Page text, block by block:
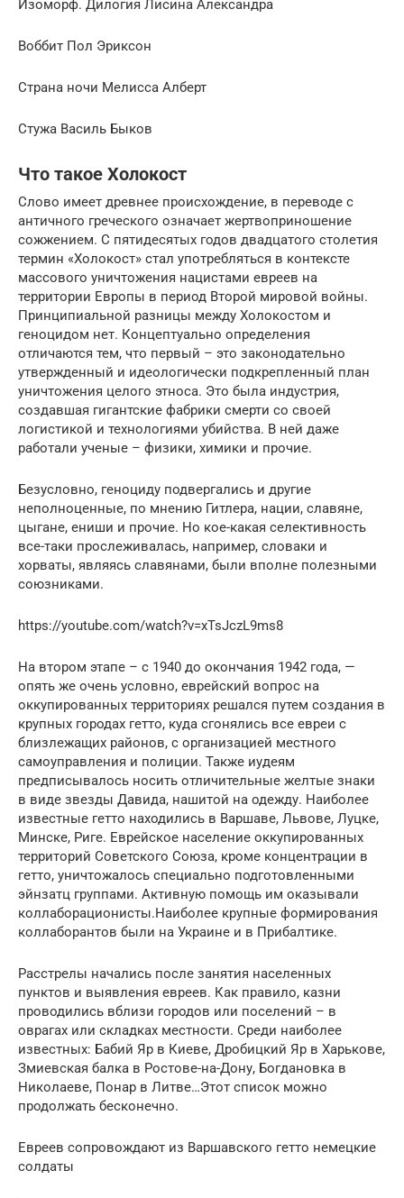
Изоморф. Дилогия Лисина Александра
Воббит Пол Эриксон
Страна ночи Мелисса Алберт
Стужа Василь Быков
Что такое Холокост
Слово имеет древнее происхождение, в переводе с
античного греческого означает жертвоприношение
сожжением. С пятидесятых годов двадцатого столетия
термин «Холокост» стал употребляться в контексте
массового уничтожения нацистами евреев на
территории Европы в период Второй мировой войны.
Принципиальной разницы между Холокостом и
геноцидом нет. Концептуально определения
отличаются тем, что первый – это законодательно
утвержденный и идеологически подкрепленный план
уничтожения целого этноса. Это была индустрия,
создавшая гигантские фабрики смерти со своей
логистикой и технологиями убийства. В ней даже
работали ученые – физики, химики и прочие.
Безусловно, геноциду подвергались и другие
неполноценные, по мнению Гитлера, нации, славяне,
цыгане, ениши и прочие. Но кое-какая селективность
все-таки прослеживалась, например, словаки и
хорваты, являясь славянами, были вполне полезными
союзниками.
https://youtube.com/watch?v=xTsJczL9ms8
На втором этапе – с 1940 до окончания 1942 года, —
опять же очень условно, еврейский вопрос на
оккупированных территориях решался путем создания в
крупных городах гетто, куда сгонялись все евреи с
близлежащих районов, с организацией местного
самоуправления и полиции. Также иудеям
предписывалось носить отличительные желтые знаки
в виде звезды Давида, нашитой на одежду. Наиболее
известные гетто находились в Варшаве, Львове, Луцке,
Минске, Риге. Еврейское население оккупированных
территорий Советского Союза, кроме концентрации в
гетто, уничтожалось специально подготовленными
эйнзатц группами. Активную помощь им оказывали
коллаборационисты.Наиболее крупные формирования
коллаборантов были на Украине и в Прибалтике.
Расстрелы начались после занятия населенных
пунктов и выявления евреев. Как правило, казни
проводились вблизи городов или поселений – в
оврагах или складках местности. Среди наиболее
известных: Бабий Яр в Киеве, Дробицкий Яр в Харькове,
Змиевская балка в Ростове-на-Дону, Богдановка в
Николаеве, Понар в Литве…Этот список можно
продолжать бесконечно.
Евреев сопровождают из Варшавского гетто немецкие
солдаты